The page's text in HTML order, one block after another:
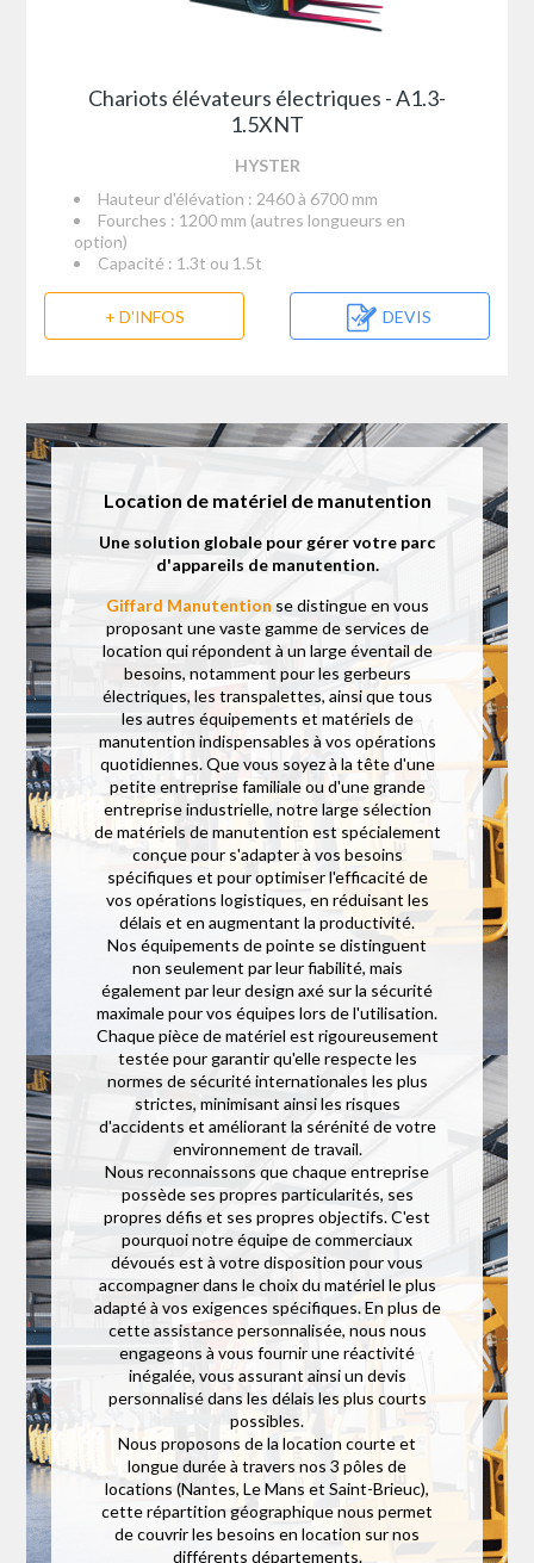
Chariots élévateurs électriques - A1.3-
1.5XNT
HYSTER
Hauteur d'élévation : 2460 à 6700 mm
Fourches : 1200 mm (autres longueurs en
option)
Capacité : 1.3t ou 1.5t
+ D'INFOS DEVIS
Location de matériel de manutention
Une solution globale pour gérer votre parc
d'appareils de manutention.
Giffard Manutention se distingue en vous
proposant une vaste gamme de services de
location qui répondent à un large éventail de
besoins, notamment pour les gerbeurs
électriques, les transpalettes, ainsi que tous
les autres équipements et matériels de
manutention indispensables à vos opérations
quotidiennes. Que vous soyez à la tête d'une
petite entreprise familiale ou d'une grande
entreprise industrielle, notre large sélection
de matériels de manutention est spécialement
conçue pour s'adapter à vos besoins
spécifiques et pour optimiser l'efficacité de
vos opérations logistiques, en réduisant les
délais et en augmentant la productivité.
Nos équipements de pointe se distinguent
non seulement par leur fiabilité, mais
également par leur design axé sur la sécurité
maximale pour vos équipes lors de l'utilisation.
Chaque pièce de matériel est rigoureusement
testée pour garantir qu'elle respecte les
normes de sécurité internationales les plus
strictes, minimisant ainsi les risques
d'accidents et améliorant la sérénité de votre
environnement de travail.
Nous reconnaissons que chaque entreprise
possède ses propres particularités, ses
propres défis et ses propres objectifs. C'est
pourquoi notre équipe de commerciaux
dévoués est à votre disposition pour vous
accompagner dans le choix du matériel le plus
adapté à vos exigences spécifiques. En plus de
cette assistance personnalisée, nous nous
engageons à vous fournir une réactivité
inégalée, vous assurant ainsi un devis
personnalisé dans les délais les plus courts
possibles.
Nous proposons de la location courte et
longue durée à travers nos 3 pôles de
locations (Nantes, Le Mans et Saint-Brieuc),
cette répartition géographique nous permet
de couvrir les besoins en location sur nos
différents départements.